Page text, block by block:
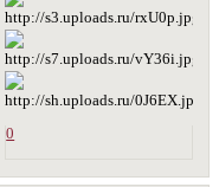
0